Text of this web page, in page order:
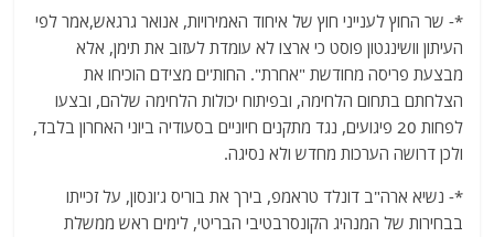
*- שר החוץ לענייני חוץ של איחוד האמירויות, אנואר גרגאש,אמר לפי
העיתון וושינגטון פוסט כי ארצו לא עומדת לעזוב את תימן, אלא
מבצעת פריסה מחודשת "אחרת". החות'ים מצידם הוכיחו את
הצלחתם בתחום הלחימה, ובפיתוח יכולות הלחימה שלהם, ובצעו
לפחות 20 פיגועים, נגד מתקנים חיוניים בסעודיה ביוני האחרון בלבד,
ולכן דרושה הערכות מחדש ולא נסיגה.
*- נשיא ארה"ב דונלד טראמפ, בירך את בוריס ג'ונסון, על זכייתו
בבחירות של המנהיג הקונסרבטיבי הבריטי, לימים ראש ממשלת